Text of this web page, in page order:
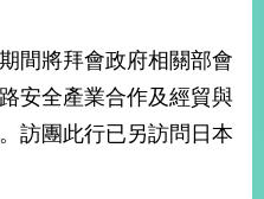
間將拜會政府相關部會
安全產業合作及經貿與
訪團此行已另訪問日本